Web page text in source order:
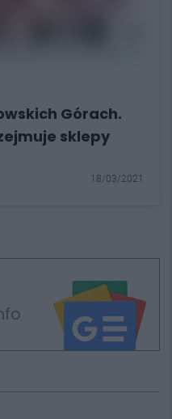
Górach.
sklepy
18/03/2021